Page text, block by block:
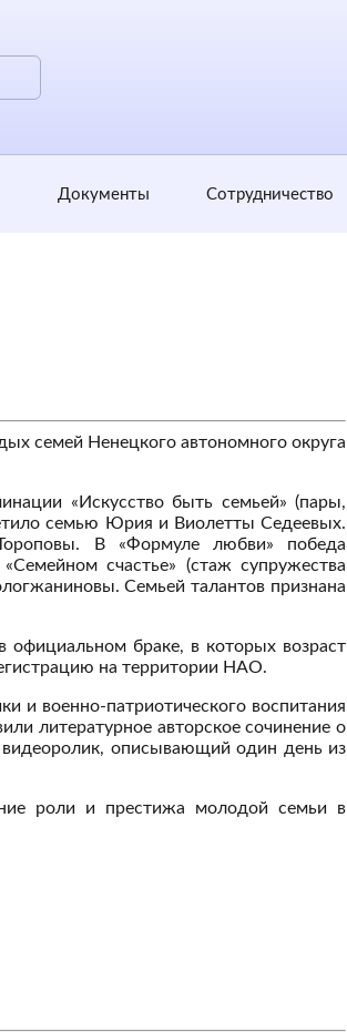
Документы Сотрудничество
семей Ненецкого автономного округа
«Искусство быть семьей» (пары,
семью Юрия и Виолетты Седеевых.
В «Формуле любви» победа
счастье» (стаж супружества
Семьей талантов признана
официальном браке, в которых возраст
на территории НАО.
и военно-патриотического воспитания
литературное авторское сочинение о
описывающий один день из
роли и престижа молодой семьи в